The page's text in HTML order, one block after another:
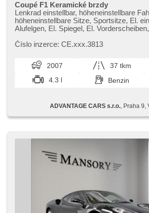
Coupé F1 Keramické brzdy
Lenkrad einstellbar, höheneinstellbare
höheneinstellbare Sitze, Sportsitze, El.
Alufelgen, El. Spiegel, El.
Funkfernbedienung, parkovací senzory
Číslo inzerce: CE.xxx.3813
2007 37 tkm
4.3 l
Benzin
ADVANTAGE CARS s.r.o. , Praha